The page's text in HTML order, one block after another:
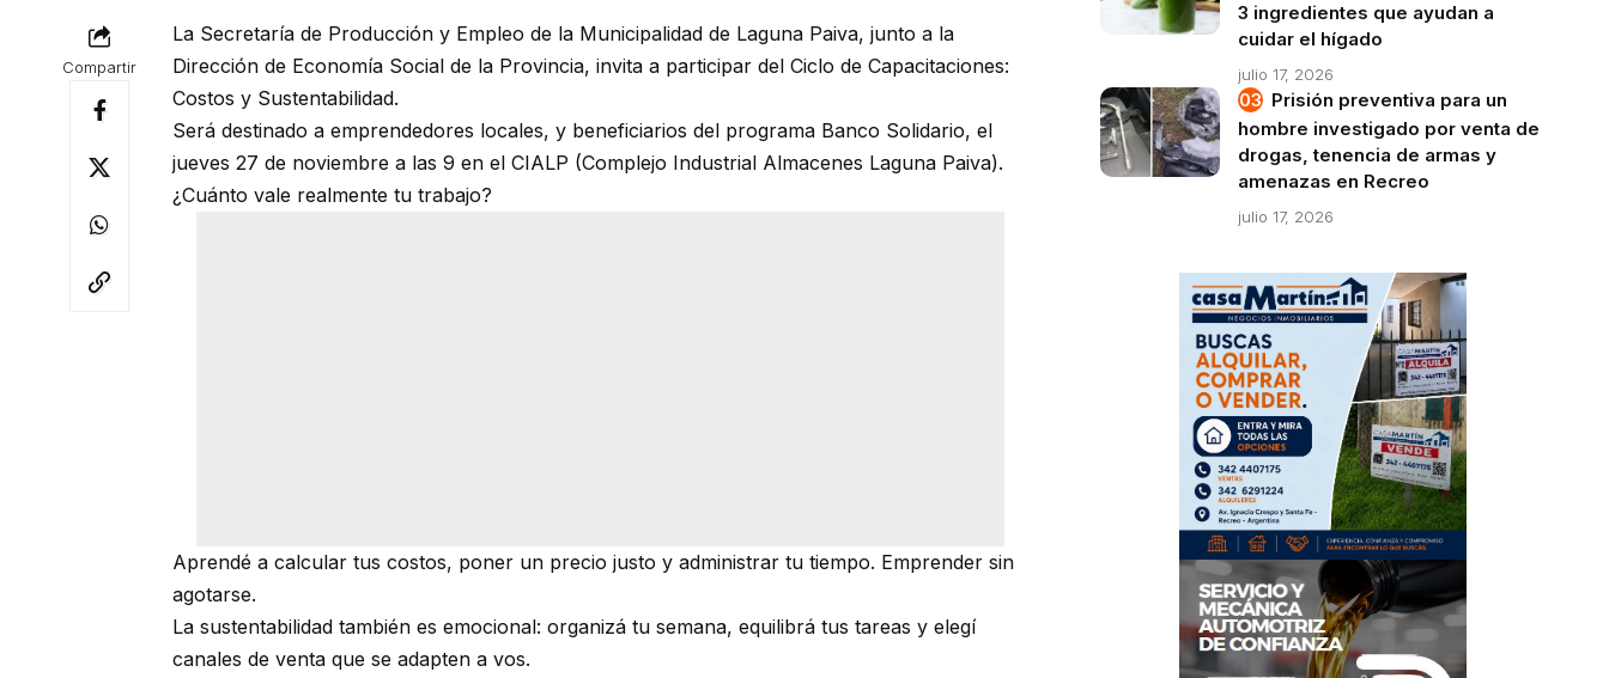
Compartir
La Secretaría de Producción y Empleo de la Municipalidad de Laguna Paiva, junto a la
Dirección de Economía Social de la Provincia, invita a participar del Ciclo de Capacitaciones:
Costos y Sustentabilidad.
Será destinado a emprendedores locales, y beneficiarios del programa Banco Solidario, el
jueves 27 de noviembre a las 9 en el CIALP (Complejo Industrial Almacenes Laguna Paiva).
¿Cuánto vale realmente tu trabajo?
Aprendé a calcular tus costos, poner un precio justo y administrar tu tiempo. Emprender sin
agotarse.
La sustentabilidad también es emocional: organizá tu semana, equilibrá tus tareas y elegí
canales de venta que se adapten a vos.
3 ingredientes que ayudan a
cuidar el hígado
julio 17, 2026
Prisión preventiva para un
hombre investigado por venta de
drogas, tenencia de armas y
amenazas en Recreo
julio 17, 2026